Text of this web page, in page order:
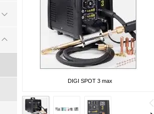
DIGI SPOT 3 max